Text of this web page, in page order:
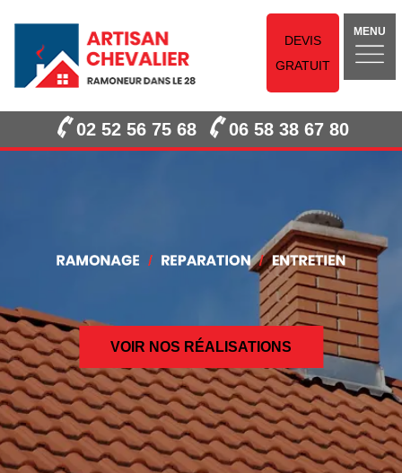
DEVIS
GRATUIT
MENU
02 52 56 75 68 06 58 38 67 80
VOIR NOS RÉALISATIONS